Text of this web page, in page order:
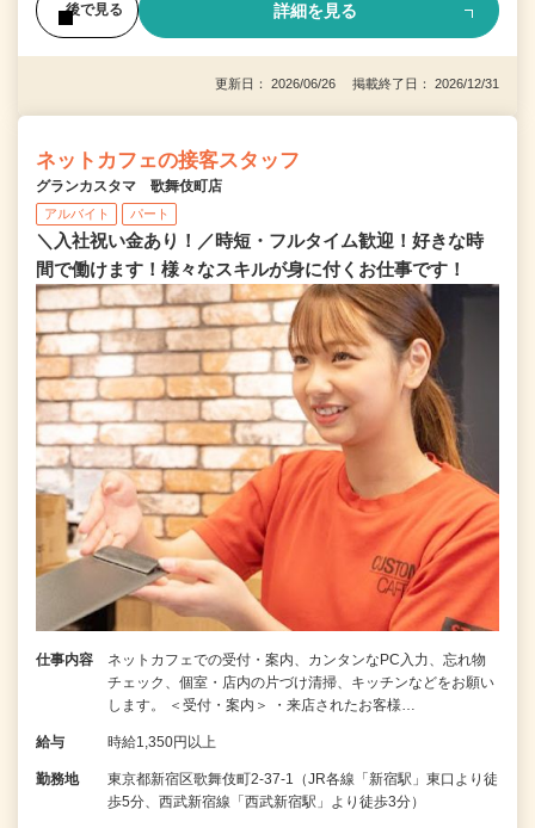
後で見る 詳細を見る
更新日： 2026/06/26 掲載終了日： 2026/12/31
ネットカフェの接客スタッフ
グランカスタマ 歌舞伎町店
アルバイト パート
＼入社祝い金あり！／時短・フルタイム歓迎！好きな時
間で働けます！様々なスキルが身に付くお仕事です！
仕事内容
ネットカフェでの受付・案内、カンタンなPC入力、忘れ物
チェック、個室・店内の片づけ清掃、キッチンなどをお願い
します。 ＜受付・案内＞ ・来店されたお客様…
給与 時給1,350円以上
勤務地
東京都新宿区歌舞伎町2-37-1（JR各線「新宿駅」東口より徒
歩5分、西武新宿線「西武新宿駅」より徒歩3分）